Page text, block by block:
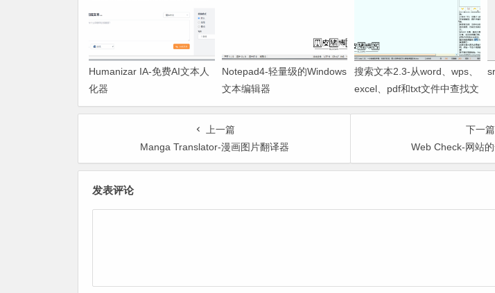
Humanizar IA-免费AI文本人
化器
Notepad4-轻量级的Windows
文本编辑器
搜索文本2.3-从word、wps、
excel、pdf和txt文件中查找文
本的工具
上一篇
Manga Translator-漫画图片翻译器
下一篇
Web Check-网站
发表评论